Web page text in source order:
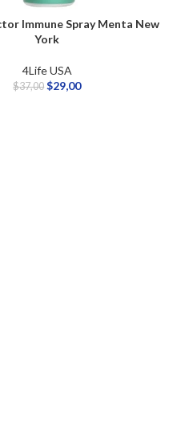
Immune Spray Menta New
York
4Life USA
$37,00 $29,00